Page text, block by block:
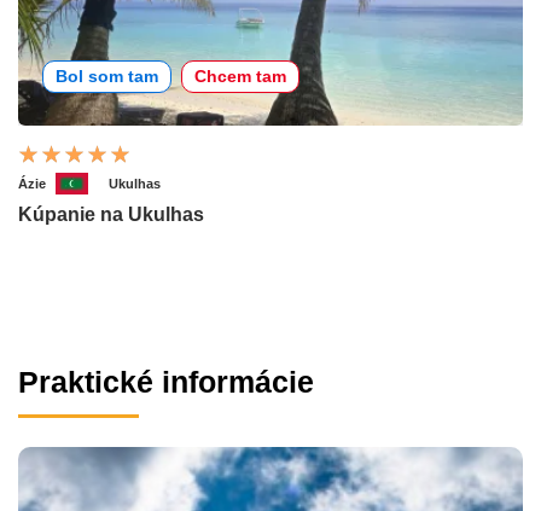
Bol som tam Chcem tam
Ázie Ukulhas
Kúpanie na Ukulhas
Praktické informácie